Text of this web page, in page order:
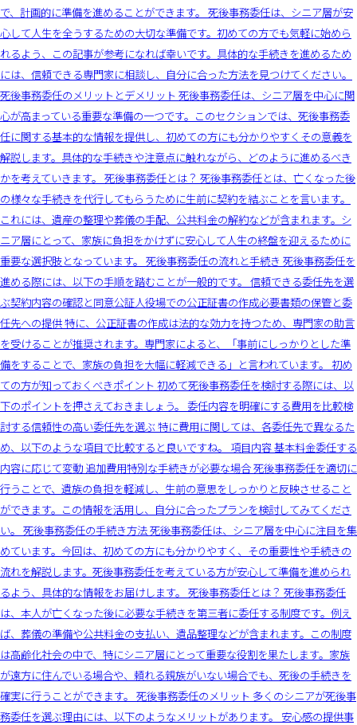
で、計画的に準備を進めることができます。 死後事務委任は、シニア層が安
心して人生を全うするための大切な準備です。初めての方でも気軽に始めら
れるよう、この記事が参考になれば幸いです。具体的な手続きを進めるため
には、信頼できる専門家に相談し、自分に合った方法を見つけてください。
死後事務委任のメリットとデメリット 死後事務委任は、シニア層を中心に関
心が高まっている重要な準備の一つです。このセクションでは、死後事務委
任に関する基本的な情報を提供し、初めての方にも分かりやすくその意義を
解説します。具体的な手続きや注意点に触れながら、どのように進めるべき
かを考えていきます。 死後事務委任とは？ 死後事務委任とは、亡くなった後
の様々な手続きを代行してもらうために生前に契約を結ぶことを言います。
これには、遺産の整理や葬儀の手配、公共料金の解約などが含まれます。シ
ニア層にとって、家族に負担をかけずに安心して人生の終盤を迎えるために
重要な選択肢となっています。 死後事務委任の流れと手続き 死後事務委任を
進める際には、以下の手順を踏むことが一般的です。 信頼できる委任先を選
ぶ契約内容の確認と同意公証人役場での公正証書の作成必要書類の保管と委
任先への提供 特に、公正証書の作成は法的な効力を持つため、専門家の助言
を受けることが推奨されます。専門家によると、「事前にしっかりとした準
備をすることで、家族の負担を大幅に軽減できる」と言われています。 初め
ての方が知っておくべきポイント 初めて死後事務委任を検討する際には、以
下のポイントを押さえておきましょう。 委任内容を明確にする費用を比較検
討する信頼性の高い委任先を選ぶ 特に費用に関しては、各委任先で異なるた
め、以下のような項目で比較すると良いですね。 項目内容 基本料金委任する
内容に応じて変動 追加費用特別な手続きが必要な場合 死後事務委任を適切に
行うことで、遺族の負担を軽減し、生前の意思をしっかりと反映させること
ができます。この情報を活用し、自分に合ったプランを検討してみてくださ
い。 死後事務委任の手続き方法 死後事務委任は、シニア層を中心に注目を集
めています。今回は、初めての方にも分かりやすく、その重要性や手続きの
流れを解説します。死後事務委任を考えている方が安心して準備を進められ
るよう、具体的な情報をお届けします。 死後事務委任とは？ 死後事務委任
は、本人が亡くなった後に必要な手続きを第三者に委任する制度です。例え
ば、葬儀の準備や公共料金の支払い、遺品整理などが含まれます。この制度
は高齢化社会の中で、特にシニア層にとって重要な役割を果たします。家族
が遠方に住んでいる場合や、頼れる親族がいない場合でも、死後の手続きを
確実に行うことができます。 死後事務委任のメリット 多くのシニアが死後事
務委任を選ぶ理由には、以下のようなメリットがあります。 安心感の提供事